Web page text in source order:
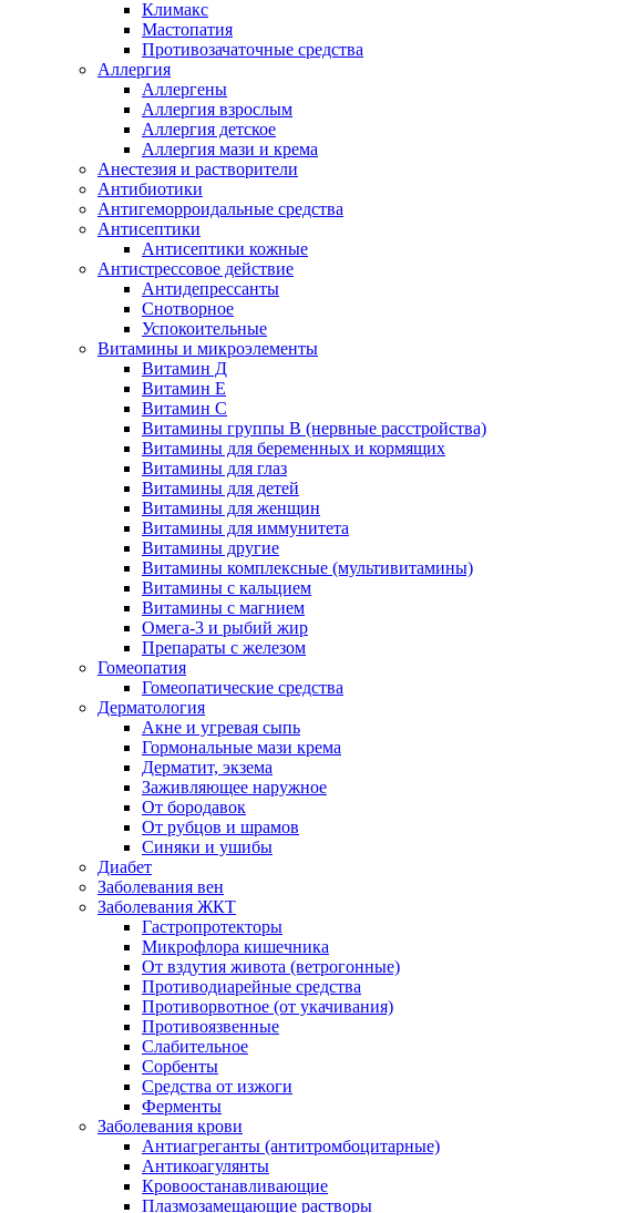
Климакс
Мастопатия
Противозачаточные средства
Аллергия
Аллергены
Аллергия взрослым
Аллергия детское
Аллергия мази и крема
Анестезия и растворители
Антибиотики
Антигеморроидальные средства
Антисептики
Антисептики кожные
Антистрессовое действие
Антидепрессанты
Снотворное
Успокоительные
Витамины и микроэлементы
Витамин Д
Витамин Е
Витамин С
Витамины группы В (нервные расстройства)
Витамины для беременных и кормящих
Витамины для глаз
Витамины для детей
Витамины для женщин
Витамины для иммунитета
Витамины другие
Витамины комплексные (мультивитамины)
Витамины с кальцием
Витамины с магнием
Омега-3 и рыбий жир
Препараты с железом
Гомеопатия
Гомеопатические средства
Дерматология
Акне и угревая сыпь
Гормональные мази крема
Дерматит, экзема
Заживляющее наружное
От бородавок
От рубцов и шрамов
Синяки и ушибы
Диабет
Заболевания вен
Заболевания ЖКТ
Гастропротекторы
Микрофлора кишечника
От вздутия живота (ветрогонные)
Противодиарейные средства
Противорвотное (от укачивания)
Противоязвенные
Слабительное
Сорбенты
Средства от изжоги
Ферменты
Заболевания крови
Антиагреганты (антитромбоцитарные)
Антикоагулянты
Кровоостанавливающие
Плазмозамещающие растворы